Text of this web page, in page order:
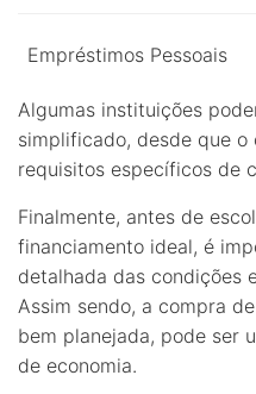
Empréstimos Pessoais
Algumas instituições
simplificado, desde que
requisitos específicos de
Finalmente, antes de
financiamento ideal, é
detalhada das condições
Assim sendo, a compra
bem planejada, pode ser
de economia.